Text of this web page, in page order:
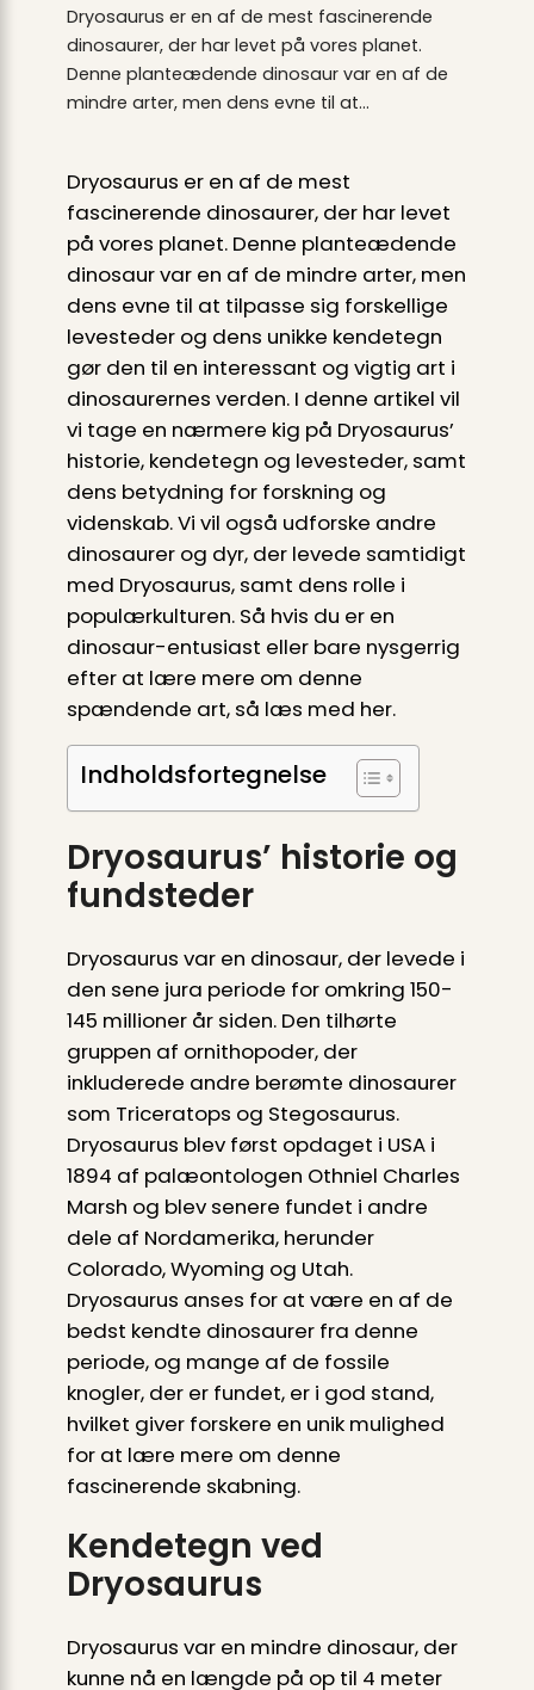
Dryosaurus er en af de mest fascinerende
dinosaurer, der har levet på vores planet.
Denne planteædende dinosaur var en af de
mindre arter, men dens evne til at…
Dryosaurus er en af de mest
fascinerende dinosaurer, der har levet
på vores planet. Denne planteædende
dinosaur var en af de mindre arter, men
dens evne til at tilpasse sig forskellige
levesteder og dens unikke kendetegn
gør den til en interessant og vigtig art i
dinosaurernes verden. I denne artikel vil
vi tage en nærmere kig på Dryosaurus’
historie, kendetegn og levesteder, samt
dens betydning for forskning og
videnskab. Vi vil også udforske andre
dinosaurer og dyr, der levede samtidigt
med Dryosaurus, samt dens rolle i
populærkulturen. Så hvis du er en
dinosaur-entusiast eller bare nysgerrig
efter at lære mere om denne
spændende art, så læs med her.
Indholdsfortegnelse
Dryosaurus’ historie og
fundsteder
Dryosaurus var en dinosaur, der levede i
den sene jura periode for omkring 150-
145 millioner år siden. Den tilhørte
gruppen af ornithopoder, der
inkluderede andre berømte dinosaurer
som Triceratops og Stegosaurus.
Dryosaurus blev først opdaget i USA i
1894 af palæontologen Othniel Charles
Marsh og blev senere fundet i andre
dele af Nordamerika, herunder
Colorado, Wyoming og Utah.
Dryosaurus anses for at være en af de
bedst kendte dinosaurer fra denne
periode, og mange af de fossile
knogler, der er fundet, er i god stand,
hvilket giver forskere en unik mulighed
for at lære mere om denne
fascinerende skabning.
Kendetegn ved
Dryosaurus
Dryosaurus var en mindre dinosaur, der
kunne nå en længde på op til 4 meter